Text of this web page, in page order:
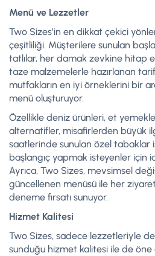
Menü ve Lezzetler
Two Sizes’in en dikkat çekici
çeşitliliği. Müşterilere sunulan
tatlılar, her damak zevkine hitap
taze malzemelerle hazırlanan
mutfakların en iyi örneklerini bir
menü oluşturuyor.
Özellikle deniz ürünleri, et
alternatifler, misafirlerden büyük
saatlerinde sunulan özel tabaklar
başlangıç yapmak isteyenler için
Ayrıca, Two Sizes, mevsimsel
güncellenen menüsü ile her
deneme fırsatı sunuyor.
Hizmet Kalitesi
Two Sizes, sadece lezzetleriyle
sunduğu hizmet kalitesi ile de öne